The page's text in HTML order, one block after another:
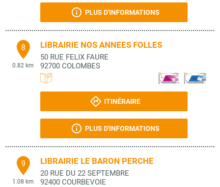
PLUS D'INFORMATIONS
8
0.82 km
LIBRAIRIE NOS ANNEES FOLLES
50 RUE FELIX FAURE
92700 COLOMBES
ITINÉRAIRE
PLUS D'INFORMATIONS
9
1.08 km
LIBRAIRIE LE BARON PERCHE
20 RUE DU 22 SEPTEMBRE
92400 COURBEVOIE